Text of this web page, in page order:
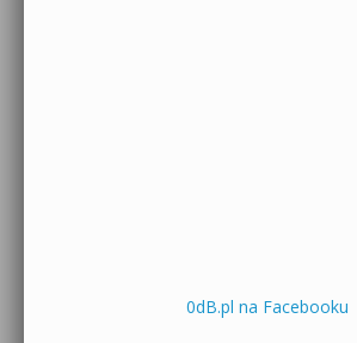
0dB.pl na Facebooku